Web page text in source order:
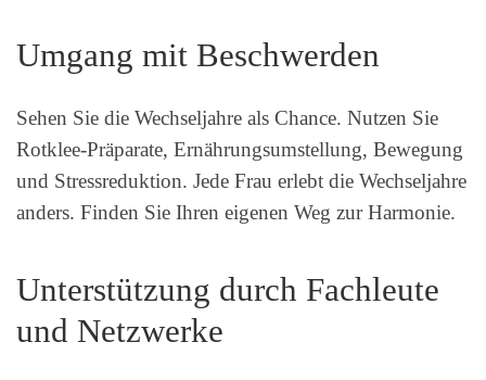
Umgang mit Beschwerden
Sehen Sie die Wechseljahre als Chance. Nutzen Sie
Rotklee-Präparate, Ernährungsumstellung, Bewegung
und Stressreduktion. Jede Frau erlebt die Wechseljahre
anders. Finden Sie Ihren eigenen Weg zur Harmonie.
Unterstützung durch Fachleute
und Netzwerke